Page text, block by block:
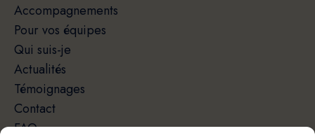
Accompagnements
Pour vos équipes
Qui suis-je
Actualités
Témoignages
Contact
FAQ